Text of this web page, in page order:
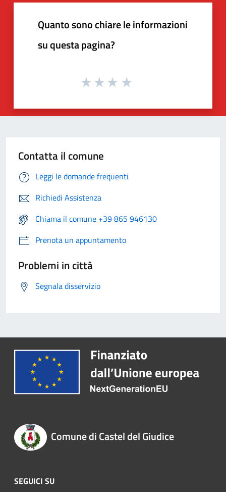
Quanto sono chiare le informazioni
su questa pagina?
Contatta il comune
Leggi le domande frequenti
Richiedi Assistenza
Chiama il comune +39 865 946130
Prenota un appuntamento
Problemi in città
Segnala disservizio
Comune di Castel del Giudice
SEGUICI SU